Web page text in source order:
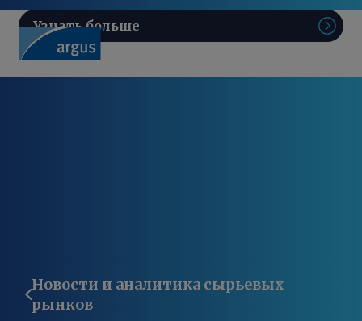
Узнать больше
Новости и аналитика сырьевых
рынков